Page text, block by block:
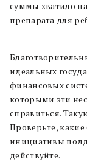
суммы хватило
препарата для
идеальных
финансовых
которыми эти
справиться.
Проверьте,
инициативы
действуйте.